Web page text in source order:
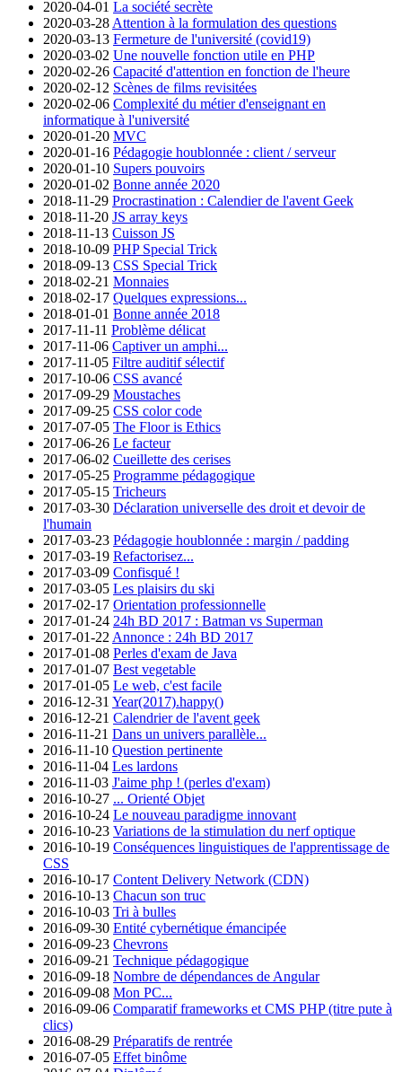
2020-04-01 La société secrète
2020-03-28 Attention à la formulation des questions
2020-03-13 Fermeture de l'université (covid19)
2020-03-02 Une nouvelle fonction utile en PHP
2020-02-26 Capacité d'attention en fonction de l'heure
2020-02-12 Scènes de films revisitées
2020-02-06 Complexité du métier d'enseignant en
informatique à l'université
2020-01-20 MVC
2020-01-16 Pédagogie houblonnée : client / serveur
2020-01-10 Supers pouvoirs
2020-01-02 Bonne année 2020
2018-11-29 Procrastination : Calendier de l'avent Geek
2018-11-20 JS array keys
2018-11-13 Cuisson JS
2018-10-09 PHP Special Trick
2018-09-13 CSS Special Trick
2018-02-21 Monnaies
2018-02-17 Quelques expressions...
2018-01-01 Bonne année 2018
2017-11-11 Problème délicat
2017-11-06 Captiver un amphi...
2017-11-05 Filtre auditif sélectif
2017-10-06 CSS avancé
2017-09-29 Moustaches
2017-09-25 CSS color code
2017-07-05 The Floor is Ethics
2017-06-26 Le facteur
2017-06-02 Cueillette des cerises
2017-05-25 Programme pédagogique
2017-05-15 Tricheurs
2017-03-30 Déclaration universelle des droit et devoir de
l'humain
2017-03-23 Pédagogie houblonnée : margin / padding
2017-03-19 Refactorisez...
2017-03-09 Confisqué !
2017-03-05 Les plaisirs du ski
2017-02-17 Orientation professionnelle
2017-01-24 24h BD 2017 : Batman vs Superman
2017-01-22 Annonce : 24h BD 2017
2017-01-08 Perles d'exam de Java
2017-01-07 Best vegetable
2017-01-05 Le web, c'est facile
2016-12-31 Year(2017).happy()
2016-12-21 Calendrier de l'avent geek
2016-11-21 Dans un univers parallèle...
2016-11-10 Question pertinente
2016-11-04 Les lardons
2016-11-03 J'aime php ! (perles d'exam)
2016-10-27 ... Orienté Objet
2016-10-24 Le nouveau paradigme innovant
2016-10-23 Variations de la stimulation du nerf optique
2016-10-19 Conséquences linguistiques de l'apprentissage de
CSS
2016-10-17 Content Delivery Network (CDN)
2016-10-13 Chacun son truc
2016-10-03 Tri à bulles
2016-09-30 Entité cybernétique émancipée
2016-09-23 Chevrons
2016-09-21 Technique pédagogique
2016-09-18 Nombre de dépendances de Angular
2016-09-08 Mon PC...
2016-09-06 Comparatif frameworks et CMS PHP (titre pute à
clics)
2016-08-29 Préparatifs de rentrée
2016-07-05 Effet binôme